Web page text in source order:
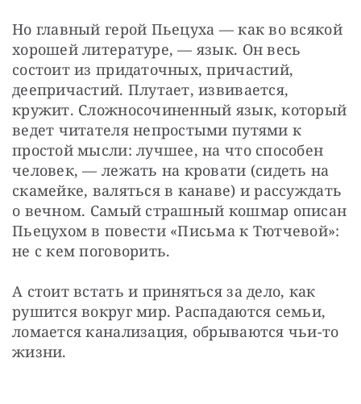
Но главный герой Пьецуха — как во всякой
хорошей литературе, — язык. Он весь
состоит из придаточных, причастий,
деепричастий. Плутает, извивается,
кружит. Сложносочиненный язык, который
ведет читателя непростыми путями к
простой мысли: лучшее, на что способен
человек, — лежать на кровати (сидеть на
скамейке, валяться в канаве) и рассуждать
о вечном. Самый страшный кошмар описан
Пьецухом в повести «Письма к Тютчевой»:
не с кем поговорить.
А стоит встать и приняться за дело, как
рушится вокруг мир. Распадаются семьи,
ломается канализация, обрываются чьи-то
жизни.